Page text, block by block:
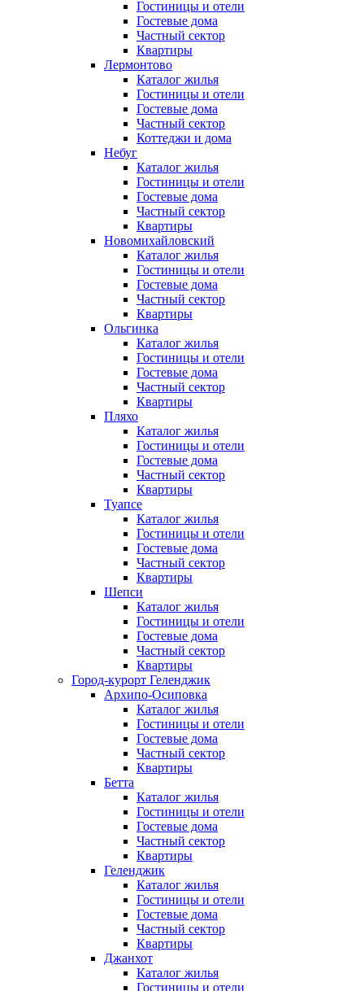
Гостиницы и отели
Гостевые дома
Частный сектор
Квартиры
Лермонтово
Каталог жилья
Гостиницы и отели
Гостевые дома
Частный сектор
Коттеджи и дома
Небуг
Каталог жилья
Гостиницы и отели
Гостевые дома
Частный сектор
Квартиры
Новомихайловский
Каталог жилья
Гостиницы и отели
Гостевые дома
Частный сектор
Квартиры
Ольгинка
Каталог жилья
Гостиницы и отели
Гостевые дома
Частный сектор
Квартиры
Пляхо
Каталог жилья
Гостиницы и отели
Гостевые дома
Частный сектор
Квартиры
Туапсе
Каталог жилья
Гостиницы и отели
Гостевые дома
Частный сектор
Квартиры
Шепси
Каталог жилья
Гостиницы и отели
Гостевые дома
Частный сектор
Квартиры
Город-курорт Геленджик
Архипо-Осиповка
Каталог жилья
Гостиницы и отели
Гостевые дома
Частный сектор
Квартиры
Бетта
Каталог жилья
Гостиницы и отели
Гостевые дома
Частный сектор
Квартиры
Геленджик
Каталог жилья
Гостиницы и отели
Гостевые дома
Частный сектор
Квартиры
Джанхот
Каталог жилья
Гостиницы и отели